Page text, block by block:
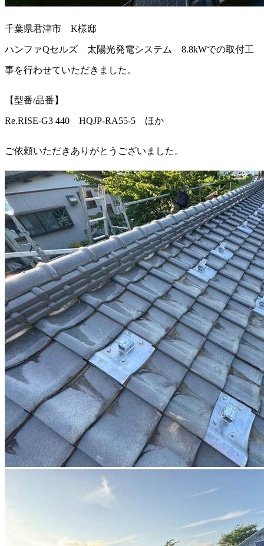
千葉県君津市 K様邸
ハンファQセルズ 太陽光発電システム 8.8kWでの取付工
事を行わせていただきました。
【型番/品番】
Re.RISE-G3 440 HQJP-RA55-5 ほか
ご依頼いただきありがとうございました。